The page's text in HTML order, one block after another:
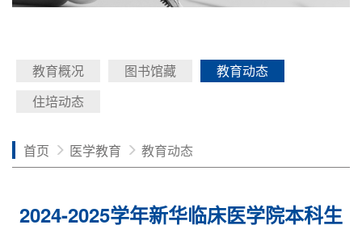
教育概况 图书馆藏
教育动态
住培动态
首页 医学教育 教育动态
2024-2025学年新华临床医学院本科生